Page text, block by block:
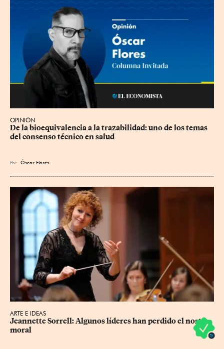
OPINIÓN
De la bioequivalencia a la trazabilidad: uno de los temas
del consenso técnico en salud
Por Óscar Flores
ARTE E IDEAS
Jeannette Sorrell: Algunos líderes han perdido el norte
moral